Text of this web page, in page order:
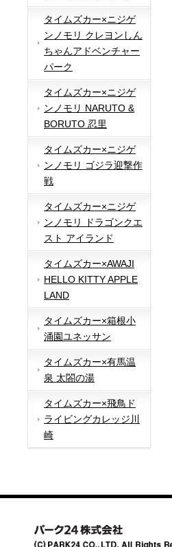
タイムズカー×ニジゲ
ンノモリ クレヨンしん
ちゃんアドベンチャー
パーク
タイムズカー×ニジゲ
ンノモリ NARUTO &
BORUTO 忍里
タイムズカー×ニジゲ
ンノモリ ゴジラ迎撃作
戦
タイムズカー×ニジゲ
ンノモリ ドラゴンクエ
スト アイランド
タイムズカー×AWAJI
HELLO KITTY APPLE
LAND
タイムズカー×箱根小
涌園ユネッサン
タイムズカー×有馬温
泉 太閤の湯
タイムズカー×飛鳥ド
ライビングカレッジ川
崎